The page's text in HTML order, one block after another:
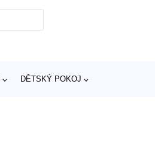
DĚTSKÝ POKOJ